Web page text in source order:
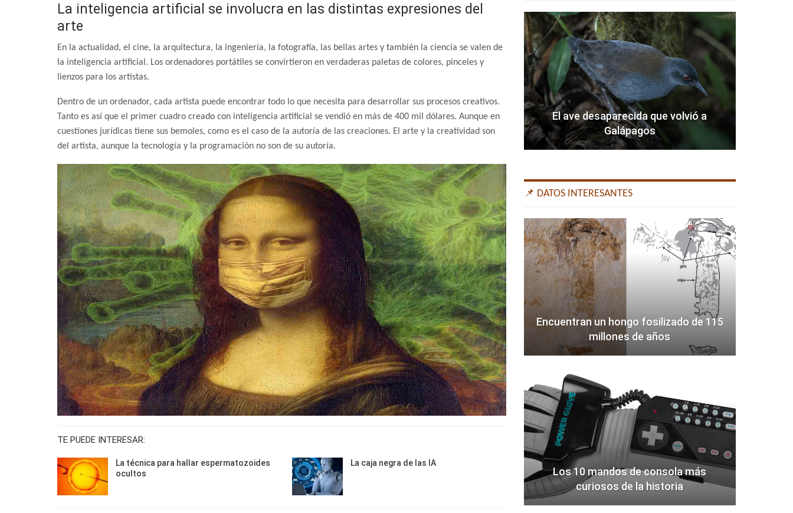
La inteligencia artificial se involucra en las distintas expresiones del
arte
En la actualidad, el cine, la arquitectura, la ingeniería, la fotografía, las bellas artes y también la ciencia se valen de
la inteligencia artificial. Los ordenadores portátiles se convirtieron en verdaderas paletas de colores, pinceles y
lienzos para los artistas.
Dentro de un ordenador, cada artista puede encontrar todo lo que necesita para desarrollar sus procesos creativos.
Tanto es así que el primer cuadro creado con inteligencia artificial se vendió en más de 400 mil dólares. Aunque en
cuestiones jurídicas tiene sus bemoles, como es el caso de la autoría de las creaciones. El arte y la creatividad son
del artista, aunque la tecnología y la programación no son de su autoría.
TE PUEDE INTERESAR:
La técnica para hallar espermatozoides
ocultos
La caja negra de las IA
El ave desaparecida que volvió a
Galápagos
📌 DATOS INTERESANTES
Encuentran un hongo fosilizado de 115
millones de años
Los 10 mandos de consola más
curiosos de la historia